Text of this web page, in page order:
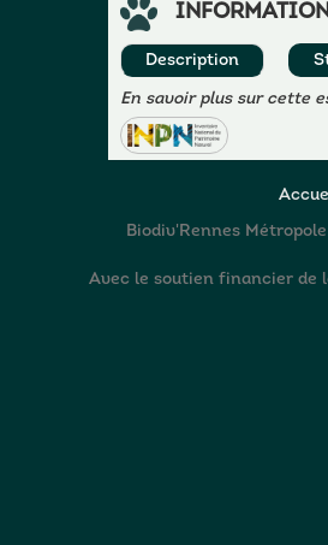
Description
En savoir plus sur cette
Biodiv'Rennes
Avec le soutien financier de